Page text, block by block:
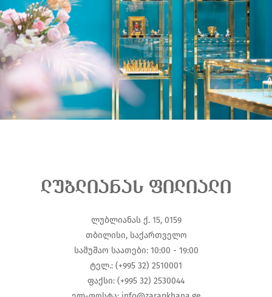
ლუბლიანას ფილიალი
ლუბლიანას ქ. 15, 0159
თბილისი, საქართველო
სამუშაო საათები: 10:00 - 19:00
ტელ.: (+995 32) 2510001
ფაქსი: (+995 32) 2530044